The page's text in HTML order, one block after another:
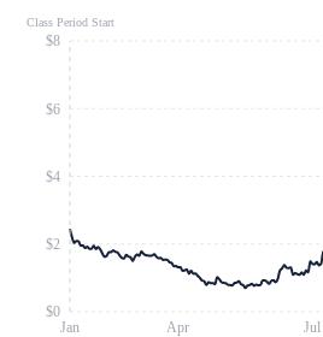
Jan Apr Jul
$0
$2
$4
$6
$8
Class Period Start